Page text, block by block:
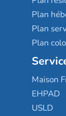
Plan
Plan
Plan
Maison
EHPAD
USLD